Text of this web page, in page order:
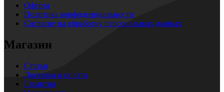
Оферта
Политика конфиденциальности
Согласие на обработку персональных данных
Магазин
Статьи
Доставка и оплата
Гарантия